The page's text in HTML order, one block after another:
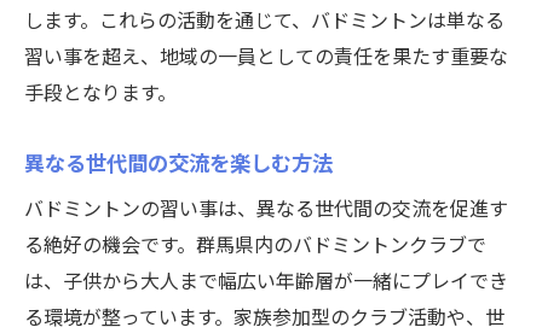
します。これらの活動を通じて、バドミントンは単なる
習い事を超え、地域の一員としての責任を果たす重要な
手段となります。
異なる世代間の交流を楽しむ方法
バドミントンの習い事は、異なる世代間の交流を促進す
る絶好の機会です。群馬県内のバドミントンクラブで
は、子供から大人まで幅広い年齢層が一緒にプレイでき
る環境が整っています。家族参加型のクラブ活動や、世